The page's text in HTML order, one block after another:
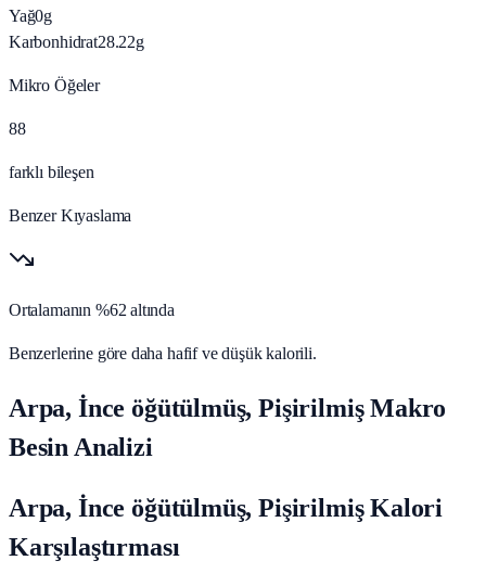
Yağ0g
Karbonhidrat28.22g
Mikro Öğeler
88
farklı bileşen
Benzer Kıyaslama
Ortalamanın %62 altında
Benzerlerine göre daha hafif ve düşük kalorili.
Arpa, İnce öğütülmüş, Pişirilmiş Makro
Besin Analizi
Arpa, İnce öğütülmüş, Pişirilmiş Kalori
Karşılaştırması